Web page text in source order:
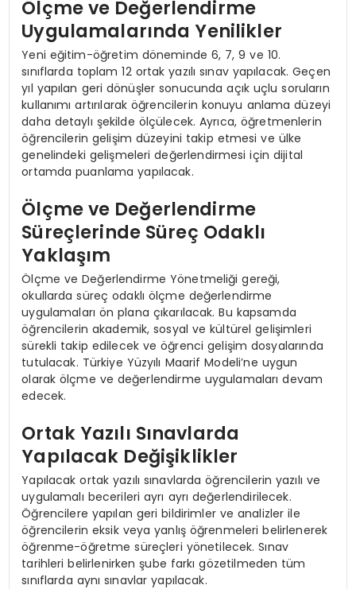
Ölçme ve Değerlendirme
Uygulamalarında Yenilikler
Yeni eğitim-öğretim döneminde 6, 7, 9 ve 10.
sınıflarda toplam 12 ortak yazılı sınav yapılacak. Geçen
yıl yapılan geri dönüşler sonucunda açık uçlu soruların
kullanımı artırılarak öğrencilerin konuyu anlama düzeyi
daha detaylı şekilde ölçülecek. Ayrıca, öğretmenlerin
öğrencilerin gelişim düzeyini takip etmesi ve ülke
genelindeki gelişmeleri değerlendirmesi için dijital
ortamda puanlama yapılacak.
Ölçme ve Değerlendirme
Süreçlerinde Süreç Odaklı
Yaklaşım
Ölçme ve Değerlendirme Yönetmeliği gereği,
okullarda süreç odaklı ölçme değerlendirme
uygulamaları ön plana çıkarılacak. Bu kapsamda
öğrencilerin akademik, sosyal ve kültürel gelişimleri
sürekli takip edilecek ve öğrenci gelişim dosyalarında
tutulacak. Türkiye Yüzyılı Maarif Modeli’ne uygun
olarak ölçme ve değerlendirme uygulamaları devam
edecek.
Ortak Yazılı Sınavlarda
Yapılacak Değişiklikler
Yapılacak ortak yazılı sınavlarda öğrencilerin yazılı ve
uygulamalı becerileri ayrı ayrı değerlendirilecek.
Öğrencilere yapılan geri bildirimler ve analizler ile
öğrencilerin eksik veya yanlış öğrenmeleri belirlenerek
öğrenme-öğretme süreçleri yönetilecek. Sınav
tarihleri belirlenirken şube farkı gözetilmeden tüm
sınıflarda aynı sınavlar yapılacak.